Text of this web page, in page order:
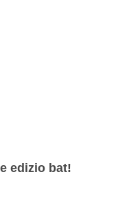
edizio bat!